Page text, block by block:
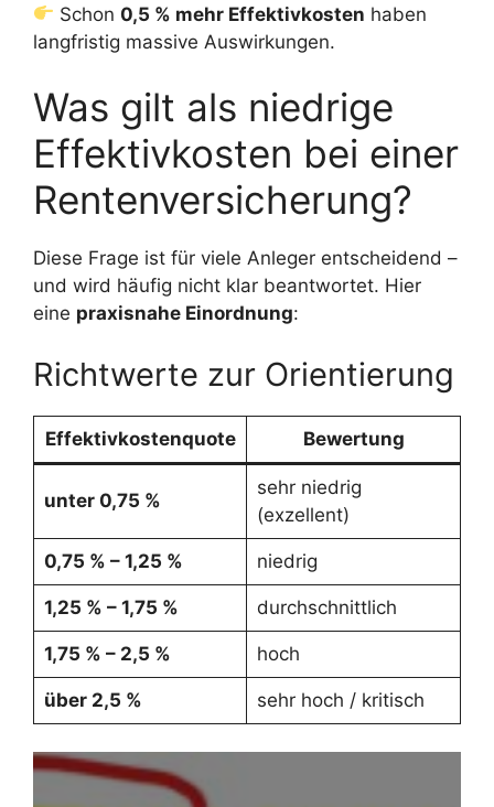
Schon0,5 % mehr Effektivkosten haben
langfristig massive Auswirkungen.
Was gilt als niedrige
Effektivkosten bei einer
Rentenversicherung?
Diese Frage ist für viele Anleger entscheidend –
und wird häufig nicht klar beantwortet. Hier
eine praxisnahe Einordnung:
Richtwerte zur Orientierung
Effektivkostenquote Bewertung
unter 0,75 %
sehr niedrig
(exzellent)
0,75 % – 1,25 % niedrig
1,25 % – 1,75 % durchschnittlich
1,75 % – 2,5 % hoch
über 2,5 % sehr hoch / kritisch